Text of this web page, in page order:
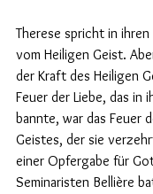
Therese spricht in
vom Heiligen Geist.
der Kraft des Heiligen
Feuer der Liebe, das in
bannte, war das Feuer
Geistes, der sie
einer Opfergabe für
Seminaristen Bellière